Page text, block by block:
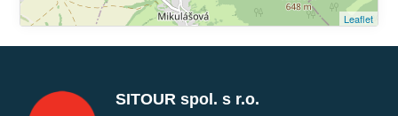
Leaflet
SITOUR spol. s r.o.